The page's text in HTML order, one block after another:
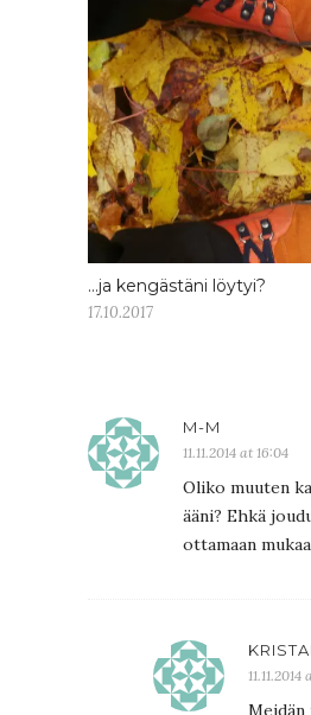
…ja kengästäni löytyi?
17.10.2017
M-M
11.11.2014 at 16:04
Oliko muuten
ääni? Ehkä
ottamaan